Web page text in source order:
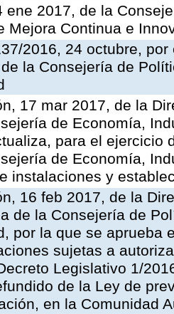
ene 2017, de la
Mejora Continua e
2016, 24 octubre,
la Consejería de
17 mar 2017, de la
de Economía,
para el ejercicio
de Economía,
instalaciones y
16 feb 2017, de la
de la Consejería de
por la que se aprueba
sujetas a
Legislativo 1/
de la Ley de
en la Comunidad